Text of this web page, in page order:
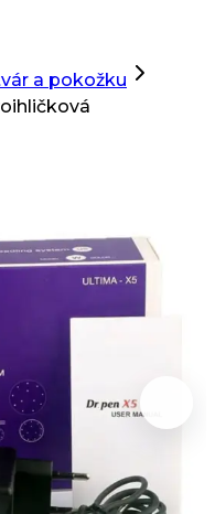
a pokožku